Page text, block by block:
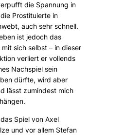
die Spannung in
Prostituierte in
auch sehr schnell.
ist jedoch das
mit sich selbst – in dieser
verliert er vollends
Nachspiel sein
dürfte, wird aber
lässt zumindest mich
Spiel von Axel
und vor allem Stefan